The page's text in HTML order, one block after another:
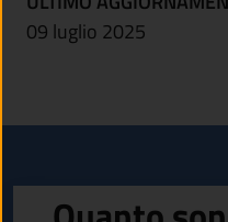
09 luglio 2025